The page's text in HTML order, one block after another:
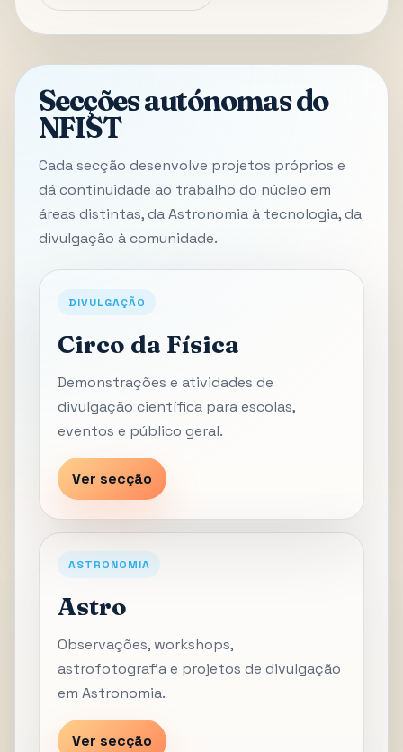
Secções autónomas do
NFIST
Cada secção desenvolve projetos próprios e
dá continuidade ao trabalho do núcleo em
áreas distintas, da Astronomia à tecnologia, da
divulgação à comunidade.
DIVULGAÇÃO
Circo da Física
Demonstrações e atividades de
divulgação científica para escolas,
eventos e público geral.
Ver secção
ASTRONOMIA
Astro
Observações, workshops,
astrofotografia e projetos de divulgação
em Astronomia.
Ver secção